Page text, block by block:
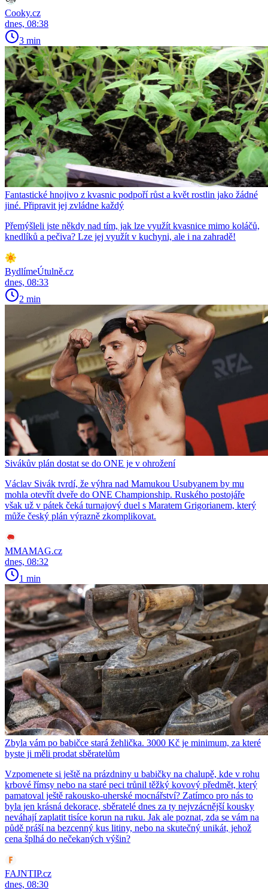
Cooky.cz
dnes, 08:38
3 min
Fantastické hnojivo z kvasnic podpoří růst a květ rostlin jako žádné
jiné. Připravit jej zvládne každý
Přemýšleli jste někdy nad tím, jak lze využít kvasnice mimo koláčů,
knedlíků a pečiva? Lze jej využít v kuchyni, ale i na zahradě!
BydlímeÚtulně.cz
dnes, 08:33
2 min
Sivákův plán dostat se do ONE je v ohrožení
Václav Sivák tvrdí, že výhra nad Mamukou Usubyanem by mu
mohla otevřít dveře do ONE Championship. Ruského postojáře
však už v pátek čeká turnajový duel s Maratem Grigorianem, který
může český plán výrazně zkomplikovat.
MMAMAG.cz
dnes, 08:32
1 min
Zbyla vám po babičce stará žehlička. 3000 Kč je minimum, za které
byste ji měli prodat sběratelům
Vzpomenete si ještě na prázdniny u babičky na chalupě, kde v rohu
krbové římsy nebo na staré peci trůnil těžký kovový předmět, který
pamatoval ještě rakousko-uherské mocnářství? Zatímco pro nás to
byla jen krásná dekorace, sběratelé dnes za ty nejvzácnější kousky
neváhají zaplatit tisíce korun na ruku. Jak ale poznat, zda se vám na
půdě práší na bezcenný kus litiny, nebo na skutečný unikát, jehož
cena šplhá do nečekaných výšin?
FAJNTIP.cz
dnes, 08:30